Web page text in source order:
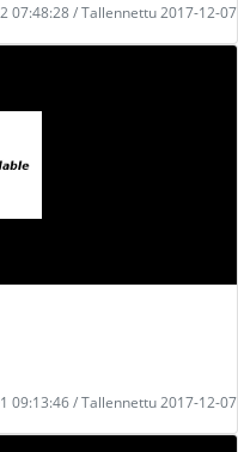
07:48:28 / Tallennettu 2017-12-07
09:13:46 / Tallennettu 2017-12-07